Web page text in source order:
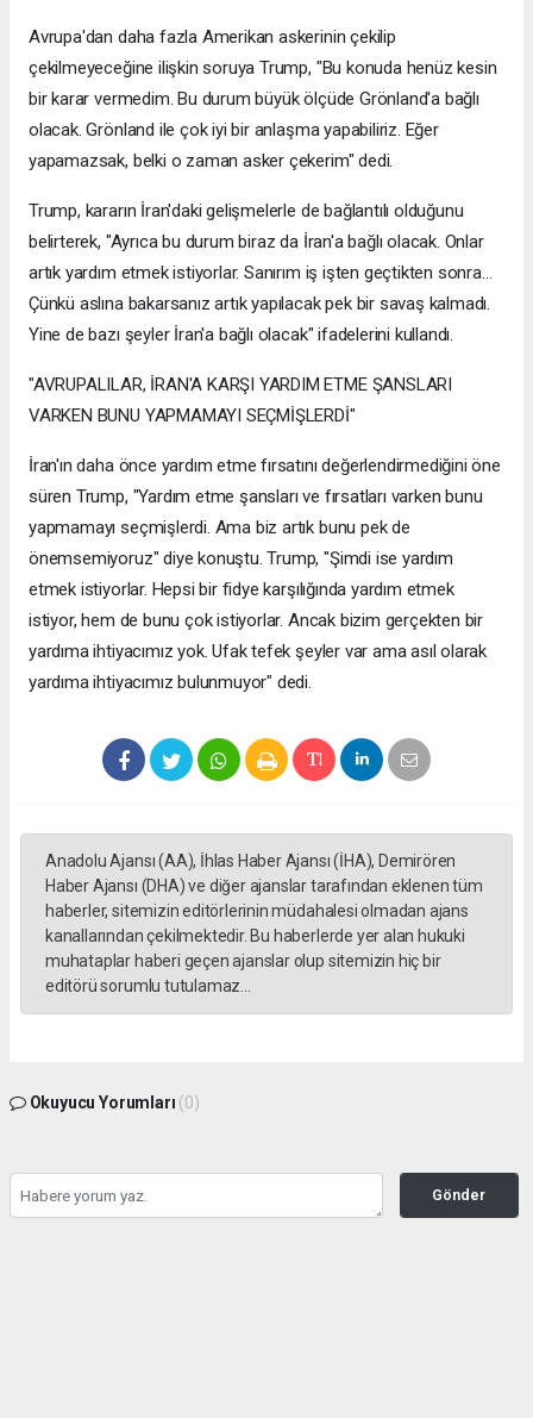
Avrupa'dan daha fazla Amerikan askerinin çekilip
çekilmeyeceğine ilişkin soruya Trump, "Bu konuda henüz kesin
bir karar vermedim. Bu durum büyük ölçüde Grönland'a bağlı
olacak. Grönland ile çok iyi bir anlaşma yapabiliriz. Eğer
yapamazsak, belki o zaman asker çekerim" dedi.
Trump, kararın İran'daki gelişmelerle de bağlantılı olduğunu
belirterek, "Ayrıca bu durum biraz da İran'a bağlı olacak. Onlar
artık yardım etmek istiyorlar. Sanırım iş işten geçtikten sonra...
Çünkü aslına bakarsanız artık yapılacak pek bir savaş kalmadı.
Yine de bazı şeyler İran'a bağlı olacak" ifadelerini kullandı.
"AVRUPALILAR, İRAN'A KARŞI YARDIM ETME ŞANSLARI
VARKEN BUNU YAPMAMAYI SEÇMİŞLERDİ"
İran'ın daha önce yardım etme fırsatını değerlendirmediğini öne
süren Trump, "Yardım etme şansları ve fırsatları varken bunu
yapmamayı seçmişlerdi. Ama biz artık bunu pek de
önemsemiyoruz" diye konuştu. Trump, "Şimdi ise yardım
etmek istiyorlar. Hepsi bir fidye karşılığında yardım etmek
istiyor, hem de bunu çok istiyorlar. Ancak bizim gerçekten bir
yardıma ihtiyacımız yok. Ufak tefek şeyler var ama asıl olarak
yardıma ihtiyacımız bulunmuyor" dedi.
Anadolu Ajansı (AA), İhlas Haber Ajansı (İHA), Demirören
Haber Ajansı (DHA) ve diğer ajanslar tarafından eklenen tüm
haberler, sitemizin editörlerinin müdahalesi olmadan ajans
kanallarından çekilmektedir. Bu haberlerde yer alan hukuki
muhataplar haberi geçen ajanslar olup sitemizin hiç bir
editörü sorumlu tutulamaz...
Okuyucu Yorumları (0)
Gönder